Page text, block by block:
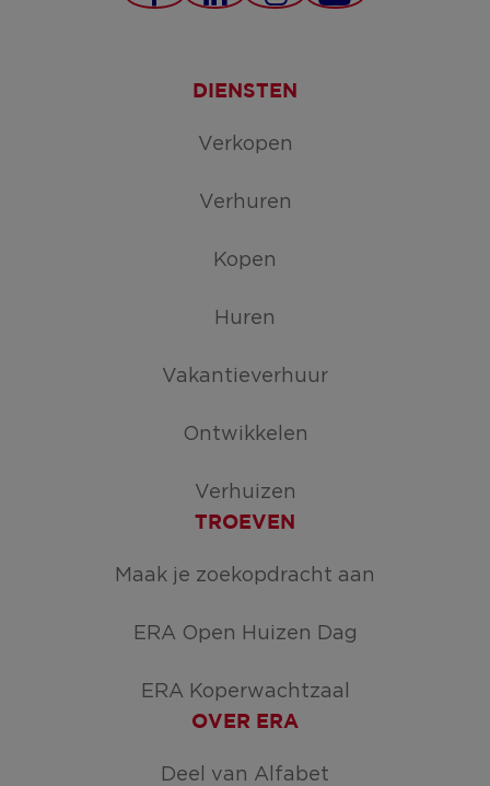
Facebook
LinkedInInstagramYouTube
DIENSTEN
Verkopen
Verhuren
Kopen
Huren
Vakantieverhuur
Ontwikkelen
Verhuizen
TROEVEN
Maak je zoekopdracht aan
ERA Open Huizen Dag
ERA Koperwachtzaal
OVER ERA
Deel van Alfabet